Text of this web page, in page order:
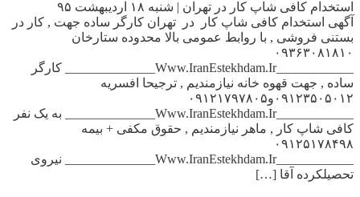
استخدام کافی شاپ کار در تهران | شنبه ۱۸ اردیبهشت ۹۵
آگهی استخدام کافی شاپ کار در تهران کارگر ساده جهت , کار در
بستنی فروشی , با روابط عمومی بالا محدوده ستارخان
۰۹۳۶۳۰۸۱۸۱۰
____________Www.IranEstekhdam.Ir______________ کارگر
ساده , جهت قهوه خانه نیازمندیم , ترجیحا افسریه
۰۹۱۲۳۵۰۵۰۱۲و۰۹۱۲۱۷۹۷۸۰۵
____________Www.IranEstekhdam.Ir______________ به یک نفر
کافی شاپ کار , ماهر نیازمندیم , حقوق مکفی + بیمه
۰۹۱۲۵۱۷۸۴۹۸
____________Www.IranEstekhdam.Ir______________ نیروی
تحصیلکرده آقا […]